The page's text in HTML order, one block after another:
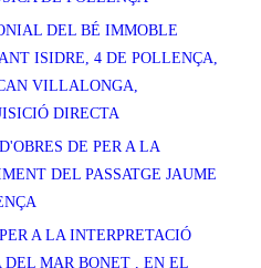
DEL BÉ IMMOBLE
ISIDRE, 4 DE POLLENÇA,
VILLALONGA,
DIRECTA
DE PER A LA
DEL PASSATGE JAUME
A LA INTERPRETACIÓ
MAR BONET , EN EL